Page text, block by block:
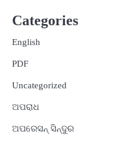
Categories
English
PDF
Uncategorized
ଅପରାଧ
ଅପରେସନ୍ ସିନ୍ଦୁର